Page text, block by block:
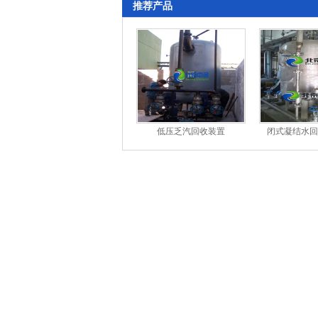
推荐产品
低压乏汽回收装置 闭式凝结水